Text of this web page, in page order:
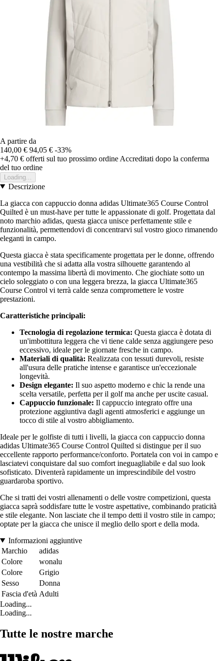
A partire da
140,00 € 94,05 € -33%
+4,70 € offerti sul tuo prossimo ordine Accreditati dopo la conferma
del tuo ordine
Loading...
Descrizione
La giacca con cappuccio donna adidas Ultimate365 Course Control
Quilted è un must-have per tutte le appassionate di golf. Progettata dal
noto marchio adidas, questa giacca unisce perfettamente stile e
funzionalità, permettendovi di concentrarvi sul vostro gioco rimanendo
eleganti in campo.
Questa giacca è stata specificamente progettata per le donne, offrendo
una vestibilità che si adatta alla vostra silhouette garantendo al
contempo la massima libertà di movimento. Che giochiate sotto un
cielo soleggiato o con una leggera brezza, la giacca Ultimate365
Course Control vi terrà calde senza compromettere le vostre
prestazioni.
Caratteristiche principali:
Tecnologia di regolazione termica: Questa giacca è dotata di
un'imbottitura leggera che vi tiene calde senza aggiungere peso
eccessivo, ideale per le giornate fresche in campo.
Materiali di qualità: Realizzata con tessuti durevoli, resiste
all'usura delle pratiche intense e garantisce un'eccezionale
longevità.
Design elegante: Il suo aspetto moderno e chic la rende una
scelta versatile, perfetta per il golf ma anche per uscite casual.
Cappuccio funzionale: Il cappuccio integrato offre una
protezione aggiuntiva dagli agenti atmosferici e aggiunge un
tocco di stile al vostro abbigliamento.
Ideale per le golfiste di tutti i livelli, la giacca con cappuccio donna
adidas Ultimate365 Course Control Quilted si distingue per il suo
eccellente rapporto performance/conforto. Portatela con voi in campo e
lasciatevi conquistare dal suo comfort ineguagliabile e dal suo look
sofisticato. Diventerà rapidamente un imprescindibile del vostro
guardaroba sportivo.
Che si tratti dei vostri allenamenti o delle vostre competizioni, questa
giacca saprà soddisfare tutte le vostre aspettative, combinando praticità
e stile elegante. Non lasciate che il tempo detti il vostro stile in campo;
optate per la giacca che unisce il meglio dello sport e della moda.
Informazioni aggiuntive
Marchio
adidas
Colore
wonalu
Colore
Grigio
Sesso
Donna
Fascia d'età Adulti
Loading...
Loading...
Tutte le nostre marche